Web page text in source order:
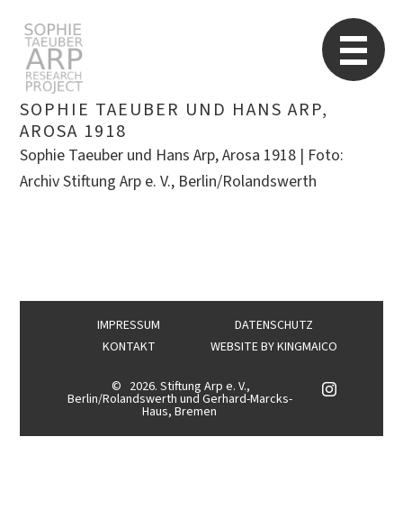
Suchen
nach:
SOPHIE TAEUBER UND HANS ARP,
AROSA 1918
Sophie Taeuber und Hans Arp, Arosa 1918 | Foto:
Archiv Stiftung Arp e. V., Berlin/Rolandswerth
IMPRESSUM
DATENSCHUTZ
KONTAKT
WEBSITE BYKINGMAICO
© 2026. Stiftung Arp e. V.,
Berlin/Rolandswerth und Gerhard-Marcks-
Haus, Bremen